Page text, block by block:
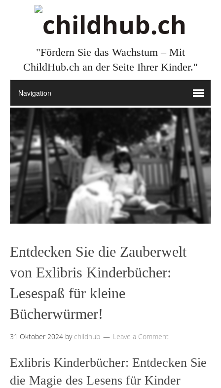
"Fördern Sie das Wachstum – Mit
ChildHub.ch an der Seite Ihrer Kinder."
Entdecken Sie die Zauberwelt
von Exlibris Kinderbücher:
Lesespaß für kleine
Bücherwürmer!
31 Oktober 2024 by childhub Leave a Comment
Exlibris Kinderbücher: Entdecken Sie
die Magie des Lesens für Kinder